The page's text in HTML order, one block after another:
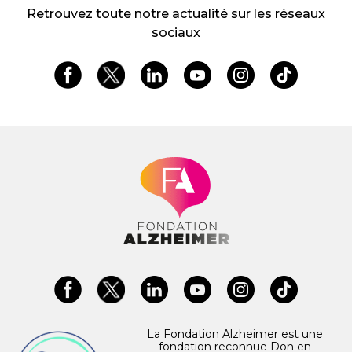
Retrouvez toute notre actualité sur les réseaux
sociaux
La Fondation Alzheimer est une
fondation reconnue Don en